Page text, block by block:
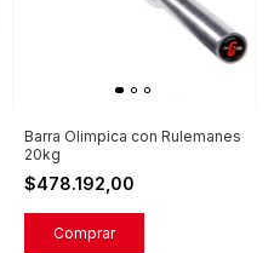
Barra Olimpica con Rulemanes
20kg
$478.192,00